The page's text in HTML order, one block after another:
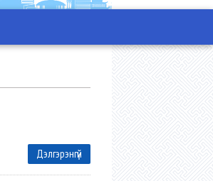
Дэлгэрэнгүй